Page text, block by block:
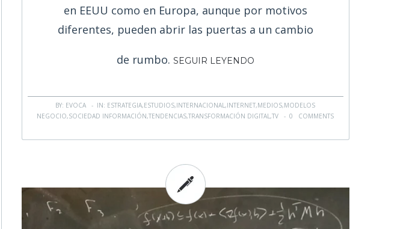
en EEUU como en Europa, aunque por motivos
diferentes, pueden abrir las puertas a un cambio
de rumbo. SEGUIR LEYENDO
BY: EVOCA - IN: ESTRATEGIA,ESTUDIOS,INTERNACIONAL ,INTERNET,MEDIOS,MODELOS
NEGOCIO,SOCIEDAD INFORMACIÓN,TENDENCIAS,TRANSFORMACIÓN DIGITAL ,TV -0 COMMENTS